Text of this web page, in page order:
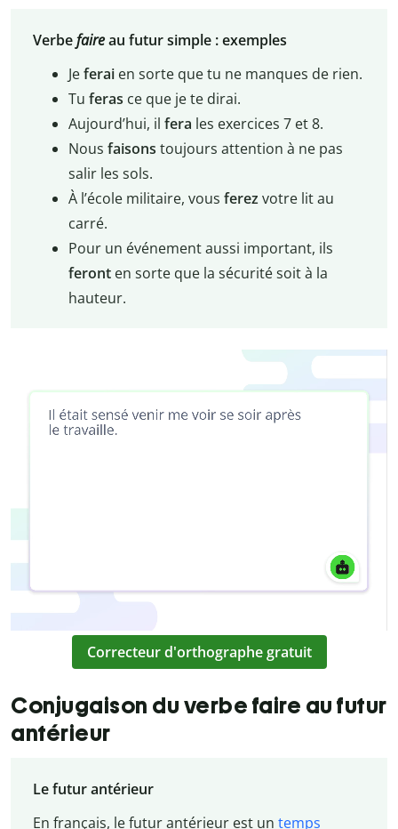
Verbefaireau futur simple : exemples
Jeferaien sorte que tu ne manques de rien.
Tu feras ce que je te dirai.
Aujourd’hui, il fera les exercices 7 et 8.
Nous faisons toujours attention à ne pas
salir les sols.
À l’école militaire, vous ferezvotre lit au
carré.
Pour un événement aussi important, ils
feronten sorte que la sécurité soit à la
hauteur.
Correcteur d'orthographe gratuit
Conjugaison du verbe faire au futur
antérieur
Le futur antérieur
En français, le futur antérieur est un temps